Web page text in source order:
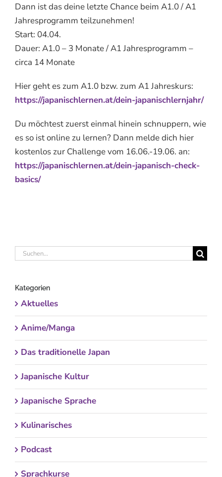
Dann ist das deine letzte Chance beim A1.0 / A1
Jahresprogramm teilzunehmen!
Start: 04.04.
Dauer: A1.0 – 3 Monate / A1 Jahresprogramm –
circa 14 Monate
Hier geht es zum A1.0 bzw. zum A1 Jahreskurs:
https://japanischlernen.at/dein-japanischlernjahr/
Du möchtest zuerst einmal hinein schnuppern, wie
es so ist online zu lernen? Dann melde dich hier
kostenlos zur Challenge vom 16.06.-19.06. an:
https://japanischlernen.at/dein-japanisch-check-
basics/
Suche
Kategorien
Aktuelles
Anime/Manga
Das traditionelle Japan
Japanische Kultur
Japanische Sprache
Kulinarisches
Podcast
Sprachkurse